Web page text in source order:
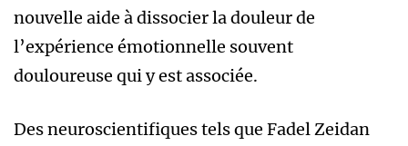
nouvelle aide à dissocier la douleur de
l’expérience émotionnelle souvent
douloureuse qui y est associée.
Des neuroscientifiques tels que Fadel Zeidan